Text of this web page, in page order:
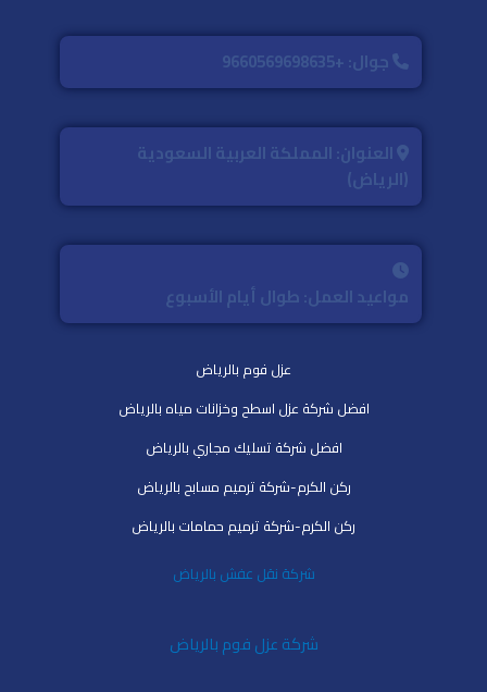
جوال: +9660569698635
العنوان: المملكة العربية السعودية
(الرياض)
مواعيد العمل: طوال أيام الأسبوع
عزل فوم بالرياض
افضل شركة عزل اسطح وخزانات مياه بالرياض
افضل شركة تسليك مجاري بالرياض
ركن الكرم-شركة ترميم مسابح بالرياض
ركن الكرم-شركة ترميم حمامات بالرياض
شركة نقل عفش بالرياض
شركة عزل فوم بالرياض